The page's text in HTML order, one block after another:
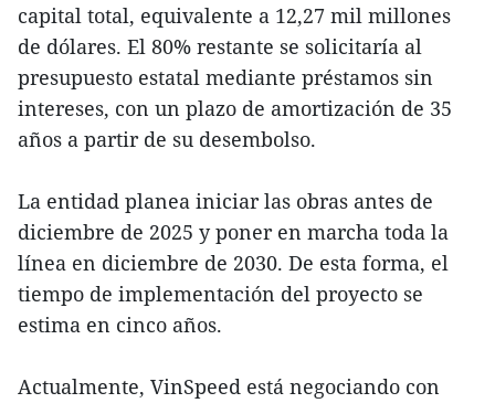
capital total, equivalente a 12,27 mil millones
de dólares. El 80% restante se solicitaría al
presupuesto estatal mediante préstamos sin
intereses, con un plazo de amortización de 35
años a partir de su desembolso.
La entidad planea iniciar las obras antes de
diciembre de 2025 y poner en marcha toda la
línea en diciembre de 2030. De esta forma, el
tiempo de implementación del proyecto se
estima en cinco años.
Actualmente, VinSpeed está negociando con